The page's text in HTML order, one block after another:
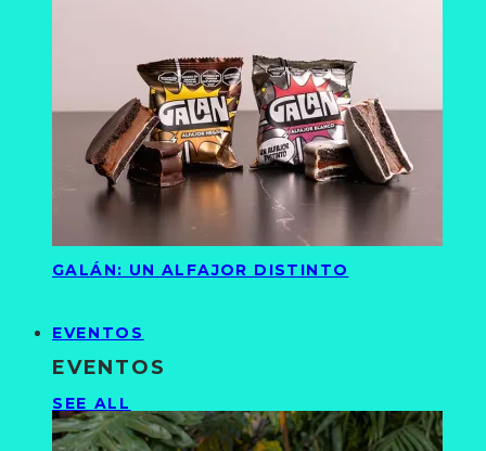
GALÁN: UN ALFAJOR DISTINTO
EVENTOS
EVENTOS
SEE ALL